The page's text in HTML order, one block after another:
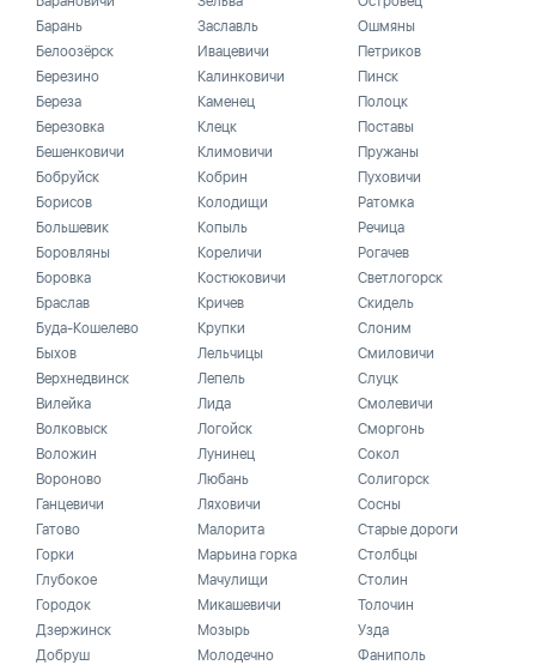
Барань
Белоозёрск
Березино
Береза
Березовка
Бешенковичи
Бобруйск
Борисов
Большевик
Боровляны
Боровка
Браслав
Буда-Кошелево
Быхов
Верхнедвинск
Вилейка
Волковыск
Воложин
Вороново
Ганцевичи
Гатово
Горки
Глубокое
Городок
Дзержинск
Добруш
Заславль
Ивацевичи
Калинковичи
Каменец
Клецк
Климовичи
Кобрин
Колодищи
Копыль
Кореличи
Костюковичи
Кричев
Крупки
Лельчицы
Лепель
Лида
Логойск
Лунинец
Любань
Ляховичи
Малорита
Марьина горка
Мачулищи
Микашевичи
Мозырь
Молодечно
Ошмяны
Петриков
Пинск
Полоцк
Поставы
Пружаны
Пуховичи
Ратомка
Речица
Рогачев
Светлогорск
Скидель
Слоним
Смиловичи
Слуцк
Смолевичи
Сморгонь
Сокол
Солигорск
Сосны
Старые дороги
Столбцы
Столин
Толочин
Узда
Фаниполь